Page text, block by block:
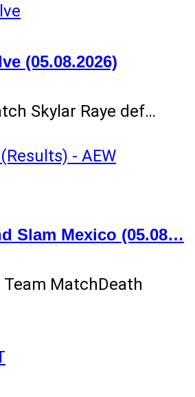
(05.08.2026)
Skylar Raye def…
Slam Mexico (05.08…
Team MatchDeath